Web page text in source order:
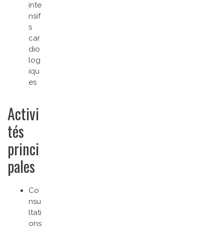
inte
nsif
s
car
dio
log
iqu
es
Activi
tés
princi
pales
Co
nsu
ltati
ons